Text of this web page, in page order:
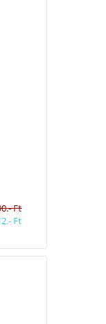
Ft
Ft